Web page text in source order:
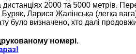
2000 та 5000 метрів.
Лариса Жалінська (легка
було визначено, хто далі
номері.